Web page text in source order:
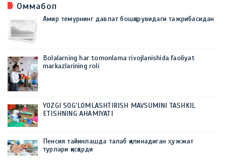
Оммабоп
Амир темурнинг давлат бошқарувидаги тажрибасидан
Bolalarning har tomonlama rivojlanishida faoliyat
markazlarining roli
YOZGI SOG'LOMLASHTIRISH MAVSUMINI TASHKIL
ETISHNING AHAMIYATI
Пенсия тайинлашда талаб қилинадиган ҳужжат
турлари қисқарди